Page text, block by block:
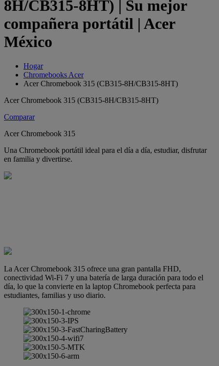
8H/CB315-8HT) | Su mejor
compañera portátil | Acer
México
Hogar
Chromebooks Acer
Acer Chromebook 315 (CB315-8H/CB315-8HT)
Acer Chromebook 315 (CB315-8H/CB315-8HT)
Comparar
Acer Chromebook 315
Una Chromebook portátil ideal para el día a día, estudiar, disfrutar
en familia y divertirse.
La Acer Chromebook 315 ofrece una gran pantalla FHD,
conectividad Wi-Fi 7 y una batería de larga duración para todo el
día, lo que la convierte en la laptop Chromebook perfecta para
estudiantes, familias y uso diario.